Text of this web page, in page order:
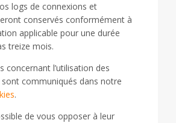
logs de connexions et
conservés conformément à
applicable pour une durée
treize mois.
concernant l’utilisation des
communiqués dans notre
.
de vous opposer à leur